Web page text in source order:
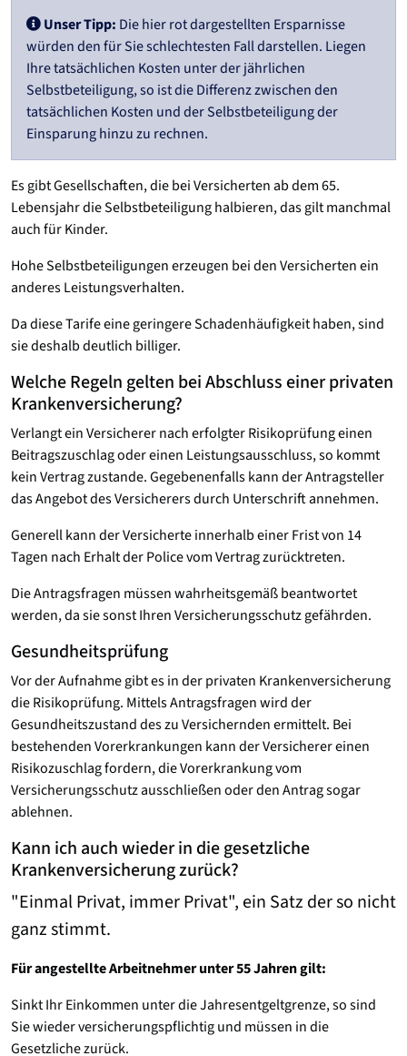
Unser Tipp: Die hier rot dargestellten Ersparnisse
würden den für Sie schlechtesten Fall darstellen. Liegen
Ihre tatsächlichen Kosten unter der jährlichen
Selbstbeteiligung, so ist die Differenz zwischen den
tatsächlichen Kosten und der Selbstbeteiligung der
Einsparung hinzu zu rechnen.
Es gibt Gesellschaften, die bei Versicherten ab dem 65.
Lebensjahr die Selbstbeteiligung halbieren, das gilt manchmal
auch für Kinder.
Hohe Selbstbeteiligungen erzeugen bei den Versicherten ein
anderes Leistungsverhalten.
Da diese Tarife eine geringere Schadenhäufigkeit haben, sind
sie deshalb deutlich billiger.
Welche Regeln gelten bei Abschluss einer privaten
Krankenversicherung?
Verlangt ein Versicherer nach erfolgter Risikoprüfung einen
Beitragszuschlag oder einen Leistungsausschluss, so kommt
kein Vertrag zustande. Gegebenenfalls kann der Antragsteller
das Angebot des Versicherers durch Unterschrift annehmen.
Generell kann der Versicherte innerhalb einer Frist von 14
Tagen nach Erhalt der Police vom Vertrag zurücktreten.
Die Antragsfragen müssen wahrheitsgemäß beantwortet
werden, da sie sonst Ihren Versicherungsschutz gefährden.
Gesundheitsprüfung
Vor der Aufnahme gibt es in der privaten Krankenversicherung
die Risikoprüfung. Mittels Antragsfragen wird der
Gesundheitszustand des zu Versichernden ermittelt. Bei
bestehenden Vorerkrankungen kann der Versicherer einen
Risikozuschlag fordern, die Vorerkrankung vom
Versicherungsschutz ausschließen oder den Antrag sogar
ablehnen.
Kann ich auch wieder in die gesetzliche
Krankenversicherung zurück?
"Einmal Privat, immer Privat", ein Satz der so nicht
ganz stimmt.
Für angestellte Arbeitnehmer unter 55 Jahren gilt:
Sinkt Ihr Einkommen unter die Jahresentgeltgrenze, so sind
Sie wieder versicherungspflichtig und müssen in die
Gesetzliche zurück.